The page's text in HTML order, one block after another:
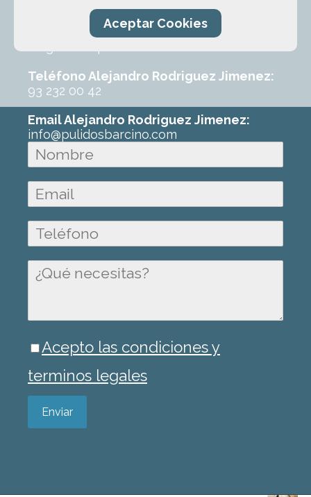
sobre el trabajo que requeres podremos
ofrecerte un primer presupuesto sin
Teléfono Alejandro Rodriguez Jimenez:
93 232 00 42
Email Alejandro Rodriguez Jimenez:
info@pulidosbarcino.com
Acepto las condiciones y
terminos legales
Enviar
Aceptar Cookies